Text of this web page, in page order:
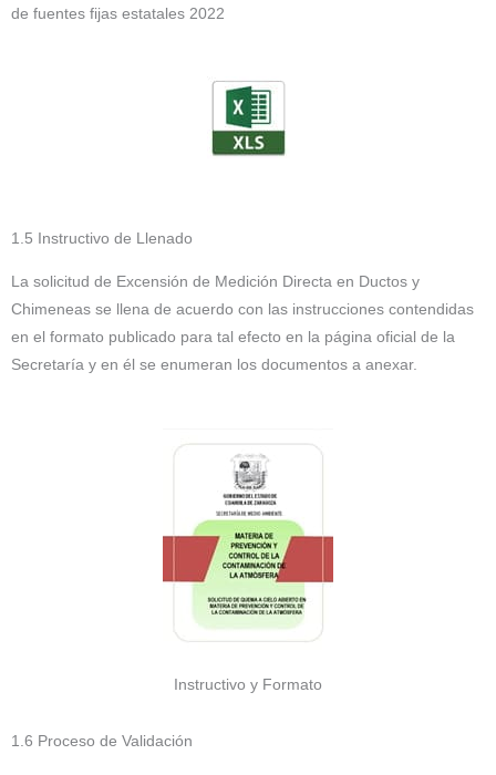
de fuentes fijas estatales 2022
1.5 Instructivo de Llenado
La solicitud de Excensión de Medición Directa en Ductos y
Chimeneas se llena de acuerdo con las instrucciones contendidas
en el formato publicado para tal efecto en la página oficial de la
Secretaría y en él se enumeran los documentos a anexar.
Instructivo y Formato
1.6 Proceso de Validación